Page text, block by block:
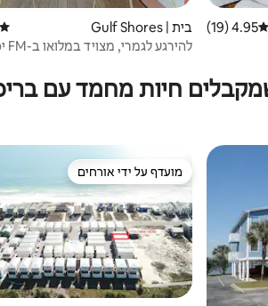
דירוג ממוצע של 4.95 מתוך 5, 19 ביקורות
4.95 (19)
בית | Gulf Shores
להירגע לגמרי, מצויד במלואו ב-FM יפה!
חיות מחמד עם
מועדף על ידי אורחים
מועדף על ידי אורחים